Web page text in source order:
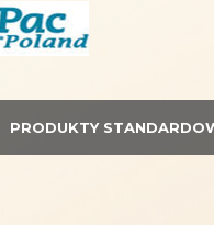
PRODUKTY